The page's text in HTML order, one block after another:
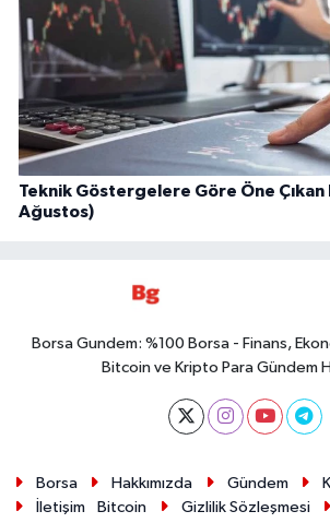
Teknik Göstergelere Göre Öne
Ağustos)
Borsa Gundem: %100 Borsa - Finans,
Bitcoin ve Kripto Para Gündem
Borsa Hakkımızda Gündem
İletişim
Bitcoin Gizlilik Sözleşmesi